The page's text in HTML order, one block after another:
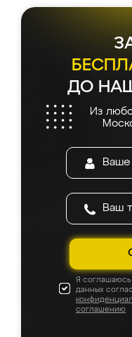
ДО
Из
Я соглашаюсь
данных
соглашению